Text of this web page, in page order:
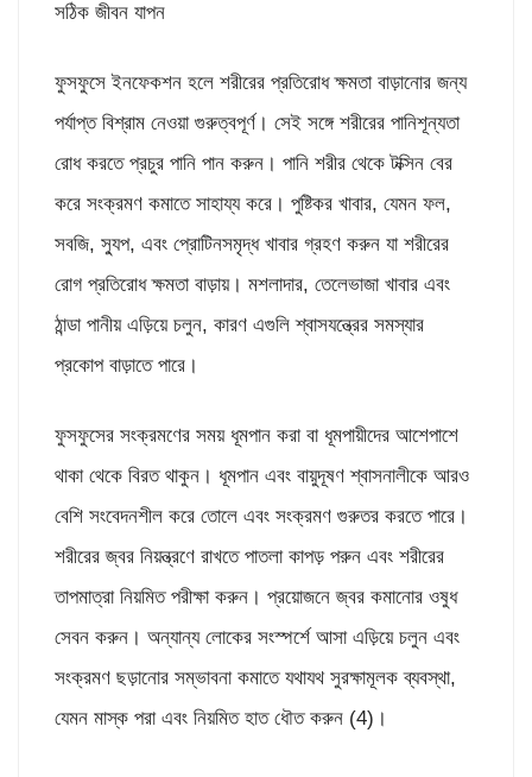
সঠিক জীবন যাপন
ফুসফুসে ইনফেকশন হলে শরীরের প্রতিরোধ ক্ষমতা বাড়ানোর জন্য
পর্যাপ্ত বিশ্রাম নেওয়া গুরুত্বপূর্ণ। সেই সঙ্গে শরীরের পানিশূন্যতা
রোধ করতে প্রচুর পানি পান করুন। পানি শরীর থেকে টক্সিন বের
করে সংক্রমণ কমাতে সাহায্য করে। পুষ্টিকর খাবার, যেমন ফল,
সবজি, স্যুপ, এবং প্রোটিনসমৃদ্ধ খাবার গ্রহণ করুন যা শরীরের
রোগ প্রতিরোধ ক্ষমতা বাড়ায়। মশলাদার, তেলেভাজা খাবার এবং
ঠান্ডা পানীয় এড়িয়ে চলুন, কারণ এগুলি শ্বাসযন্ত্রের সমস্যার
প্রকোপ বাড়াতে পারে।
ফুসফুসের সংক্রমণের সময় ধূমপান করা বা ধূমপায়ীদের আশেপাশে
থাকা থেকে বিরত থাকুন। ধূমপান এবং বায়ুদূষণ শ্বাসনালীকে আরও
বেশি সংবেদনশীল করে তোলে এবং সংক্রমণ গুরুতর করতে পারে।
শরীরের জ্বর নিয়ন্ত্রণে রাখতে পাতলা কাপড় পরুন এবং শরীরের
তাপমাত্রা নিয়মিত পরীক্ষা করুন। প্রয়োজনে জ্বর কমানোর ওষুধ
সেবন করুন। অন্যান্য লোকের সংস্পর্শে আসা এড়িয়ে চলুন এবং
সংক্রমণ ছড়ানোর সম্ভাবনা কমাতে যথাযথ সুরক্ষামূলক ব্যবস্থা,
যেমন মাস্ক পরা এবং নিয়মিত হাত ধৌত করুন (4)।